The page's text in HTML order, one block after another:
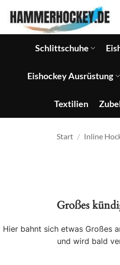
Inhalt
springen
Schlittschuhe
Eishockey Ausrüstung
Textilien
Start / Inline
Großes
Hier bahnt sich etwas Großes
und wird bald